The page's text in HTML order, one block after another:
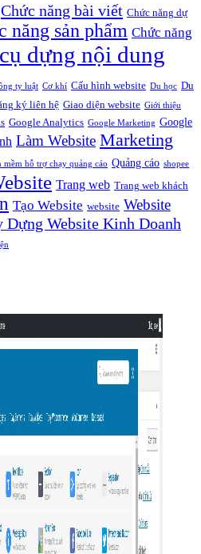
Chức năng bài viết Chức năng dự
năng sản phẩm Chức năng
dựng nội dung
ty luật Cơ khí Cấu hình website Du học Du
ký liên hệ Giao diện website Giới thiệu
Google Analytics Google Marketing Google
Làm Website Marketing
mềm hỗ trợ chạy quảng cáo Quảng cáo shopee
Trang web Trang web khách
Tạo Website website Website
Dựng Website Kinh Doanh